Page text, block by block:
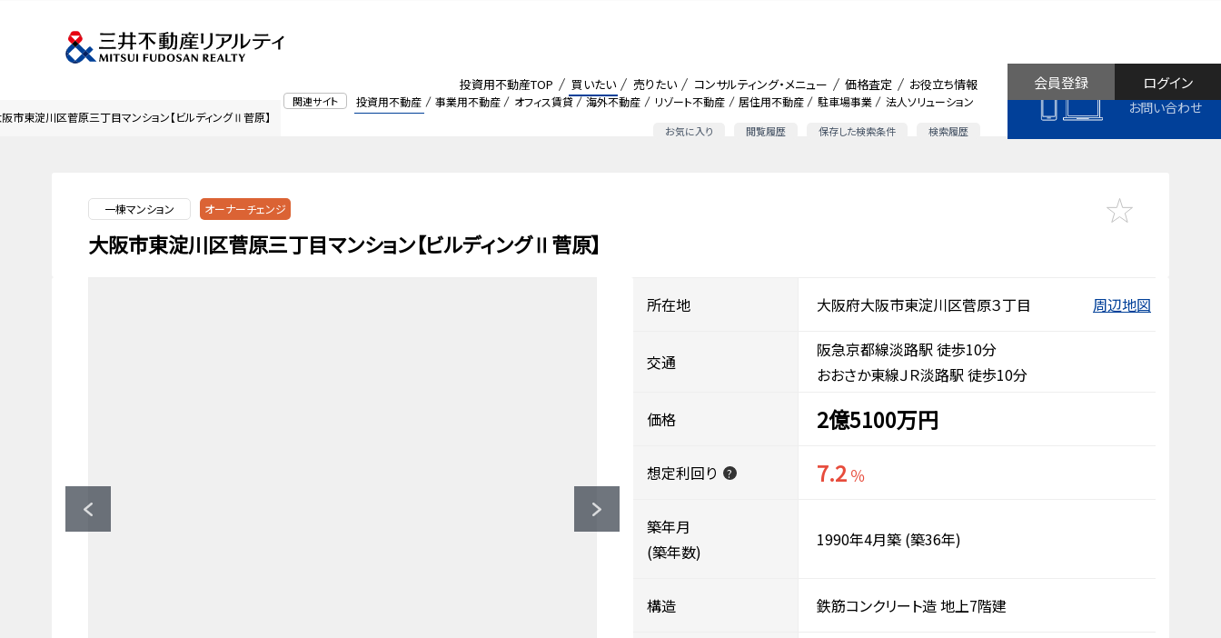
関連サイト 投資用不動産 事業用不動産 オフィス賃貸 海外不動産 リゾート不動産 居住用不動産 駐車場事業 法人ソリューション
お気に入り 閲覧履歴 保存した検索条件 検索履歴
投資用不動産TOP 買いたい 売りたい コンサルティング・メニュー 価格査定 お役立ち情報
お問い合わせ
ログイン
会員登録
市東淀川区菅原三丁目マンション【ビルディングⅡ菅原】
一棟マンション オーナーチェンジ
大阪市東淀川区菅原三丁目マンション【ビルディングⅡ菅原】
所在地 大阪府大阪市東淀川区菅原３丁目 周辺地図
交通
阪急京都線淡路駅 徒歩10分
おおさか東線ＪＲ淡路駅 徒歩10分
価格 2億5100万円
想定利回り ? 7.2 ％
築年月
(築年数)
1990年4月築 (築36年)
構造 鉄筋コンクリート造地上7階建